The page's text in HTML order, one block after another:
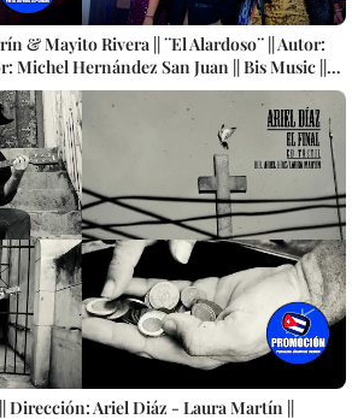
& Mayito Rivera || ¨El Alardoso¨ || Autor:
Michel Hernández San Juan || Bis Music ||
|| Videoclip || CUBA
Dirección: Ariel Diáz - Laura Martín ||